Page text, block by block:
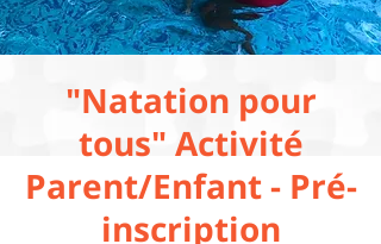
"Natation pour
tous" Activité
Parent/Enfant - Pré-
inscription